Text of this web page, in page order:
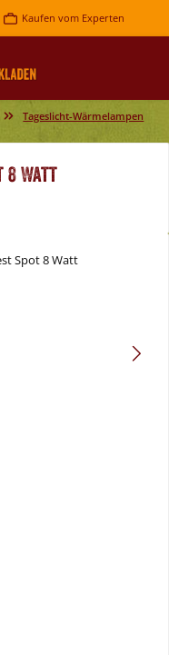
Kaufen vom Experten
Tageslicht-Wärmelampen
8 Watt